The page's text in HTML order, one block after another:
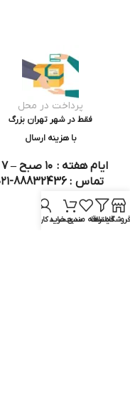
پرداخت در محل
فقط در شهر تهران بزرگ
با هزینه ارسال
تماس : 88832436-۰۲۱ آدرس ایمیل : info@iranshaver.ir
فروشگاهفیلترها
علاقه مندیسبد خرید
حساب کاربری من